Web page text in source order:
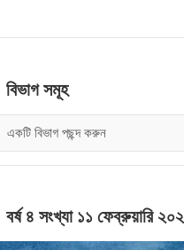
বিভাগ সমূহ
সমূহ
বর্ষ ৪ সংখ্যা ১১ ফেব্রুয়ারি